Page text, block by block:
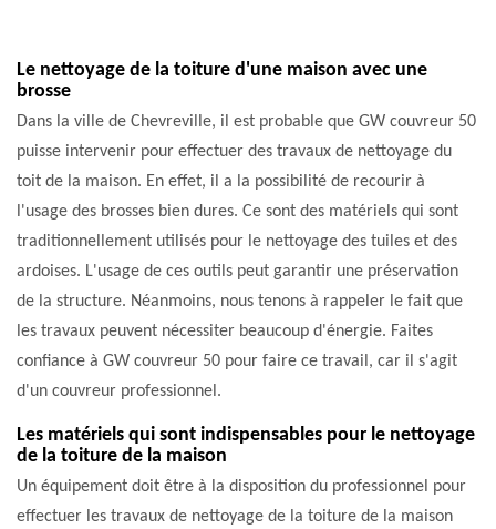
Le nettoyage de la toiture d'une maison avec une
brosse
Dans la ville de Chevreville, il est probable que GW couvreur 50
puisse intervenir pour effectuer des travaux de nettoyage du
toit de la maison. En effet, il a la possibilité de recourir à
l'usage des brosses bien dures. Ce sont des matériels qui sont
traditionnellement utilisés pour le nettoyage des tuiles et des
ardoises. L'usage de ces outils peut garantir une préservation
de la structure. Néanmoins, nous tenons à rappeler le fait que
les travaux peuvent nécessiter beaucoup d'énergie. Faites
confiance à GW couvreur 50 pour faire ce travail, car il s'agit
d'un couvreur professionnel.
Les matériels qui sont indispensables pour le nettoyage
de la toiture de la maison
Un équipement doit être à la disposition du professionnel pour
effectuer les travaux de nettoyage de la toiture de la maison